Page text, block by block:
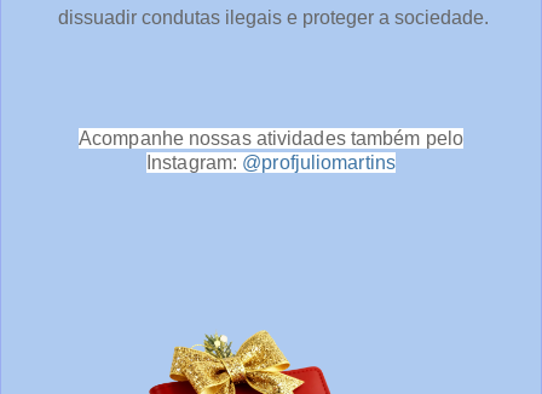
dissuadir condutas ilegais e proteger a sociedade.
Acompanhe nossas atividades também pelo
Instagram: @profjuliomartins